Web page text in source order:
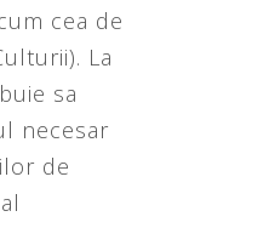
cea de
La
sa
necesar
de